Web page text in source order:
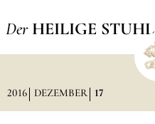
Der HEILIGE STUHL
2016 DEZEMBER 17